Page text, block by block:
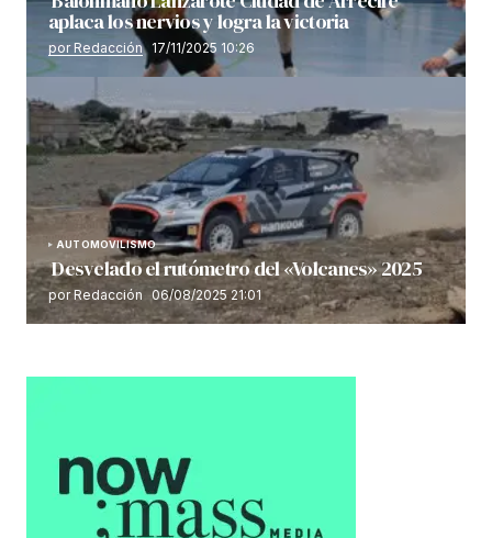
aplaca los nervios y logra la victoria
por Redacción 17/11/2025 10:26
AUTOMOVILISMO
Desvelado el rutómetro del «Volcanes» 2025
por Redacción 06/08/2025 21:01